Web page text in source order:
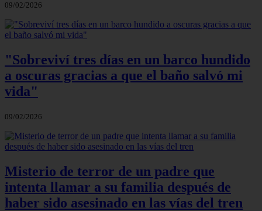
09/02/2026
"Sobreviví tres días en un barco hundido
a oscuras gracias a que el baño salvó mi
vida"
09/02/2026
Misterio de terror de un padre que
intenta llamar a su familia después de
haber sido asesinado en las vías del tren